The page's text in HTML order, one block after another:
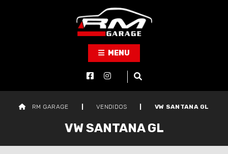
MENU
RM GARAGE VENDIDOS VW SANTANA GL
VW SANTANA GL